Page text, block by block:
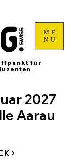
ME
NU
2027
Aarau
für